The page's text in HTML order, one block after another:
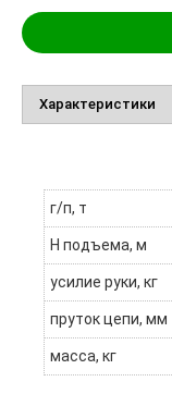
Характеристики
г/п, т
H подъема, м
усилие руки, кг
пруток цепи, мм
масса, кг